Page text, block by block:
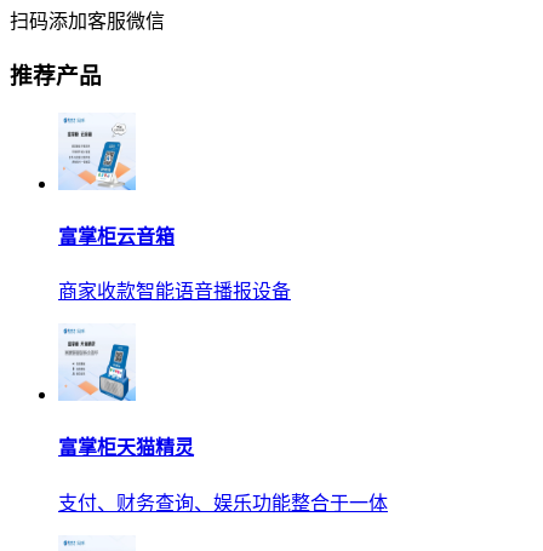
扫码添加客服微信
推荐产品
富掌柜云音箱
商家收款智能语音播报设备
富掌柜天猫精灵
支付、财务查询、娱乐功能整合于一体